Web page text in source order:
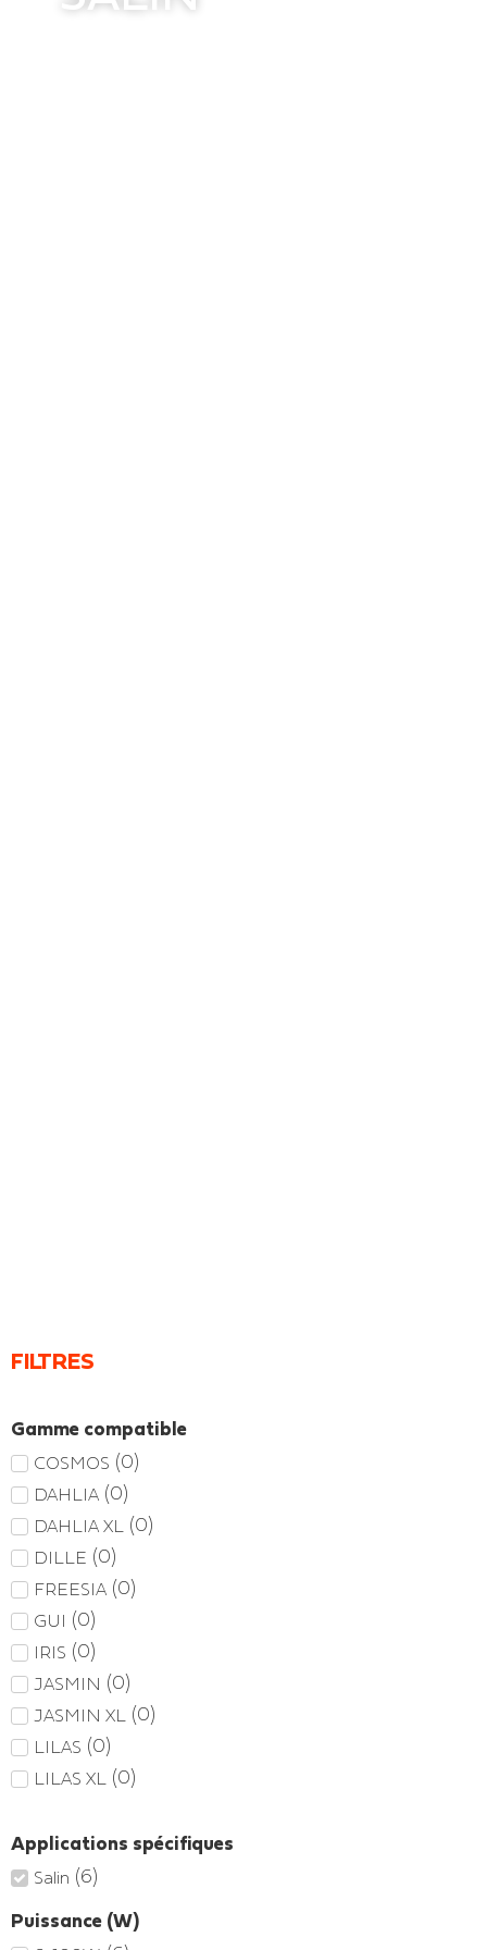
FILTRES
Gamme compatible
COSMOS (0)
DAHLIA (0)
DAHLIA XL (0)
DILLE (0)
FREESIA (0)
GUI (0)
IRIS (0)
JASMIN (0)
JASMIN XL (0)
LILAS (0)
LILAS XL (0)
Applications spécifiques
Salin (6)
Puissance (W)